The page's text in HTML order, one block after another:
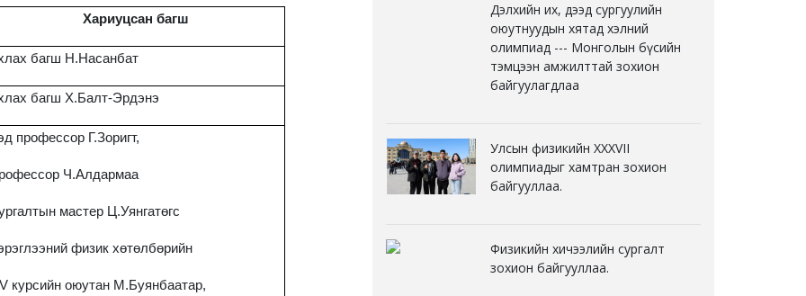
Хариуцсан багш
багш Н.Насанбат
багш Х.Балт-Эрдэнэ
профессор Г.Зоригт,
Ч.Алдармаа
мастер Ц.Уянгатөгс
физик хөтөлбөрийн
курсийн оюутан М.Буянбаатар,
Дэлхийн их, дээд сургуулийн
оюутнуудын хятад хэлний
олимпиад --- Монголын бүсийн
тэмцээн амжилттай зохион
байгуулагдлаа
Улсын физикийн XXXVII
олимпиадыг хамтран зохион
байгууллаа.
Физикийн хичээлийн сургалт
зохион байгууллаа.